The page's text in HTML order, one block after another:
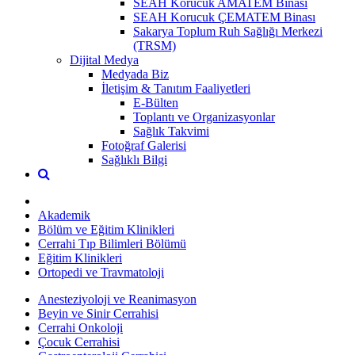
SEAH Korucuk ÇEMATEM Binası
Sakarya Toplum Ruh Sağlığı Merkezi
(TRSM)
Dijital Medya
Medyada Biz
İletişim & Tanıtım Faaliyetleri
E-Bülten
Toplantı ve Organizasyonlar
Sağlık Takvimi
Fotoğraf Galerisi
Sağlıklı Bilgi
Akademik
Bölüm ve Eğitim Klinikleri
Cerrahi Tıp Bilimleri Bölümü
Eğitim Klinikleri
Ortopedi ve Travmatoloji
Anesteziyoloji ve Reanimasyon
Beyin ve Sinir Cerrahisi
Cerrahi Onkoloji
Çocuk Cerrahisi